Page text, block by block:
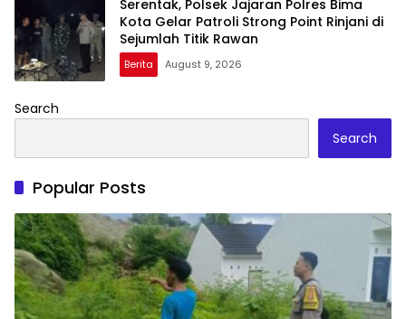
Serentak, Polsek Jajaran Polres Bima
Kota Gelar Patroli Strong Point Rinjani di
Sejumlah Titik Rawan
Berita August 9, 2026
Search
Search
Popular Posts